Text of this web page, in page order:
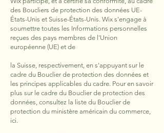
des Boucliers de protection des données UE-
États-Unis et Suisse-États-Unis. Wix s'engage à
soumettre toutes les Informations personnelles
reçues des pays membres de l'Union
européenne (UE) et de
la Suisse, respectivement, en s'appuyant sur le
cadre du Bouclier de protection des données et
les principes applicables du cadre. Pour en savoir
plus sur le cadre du Bouclier de protection des
données, consultez la liste du Bouclier de
protection du ministère américain du commerce,
ici.